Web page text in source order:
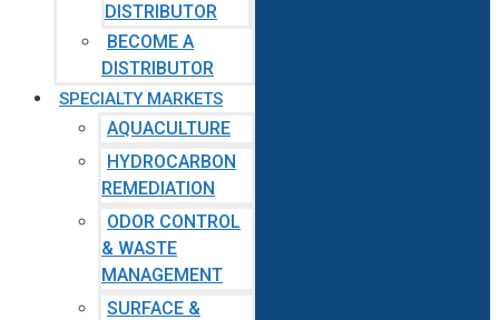
DISTRIBUTOR
BECOME A
DISTRIBUTOR
SPECIALTY MARKETS
AQUACULTURE
HYDROCARBON
REMEDIATION
ODOR CONTROL
& WASTE
MANAGEMENT
SURFACE &